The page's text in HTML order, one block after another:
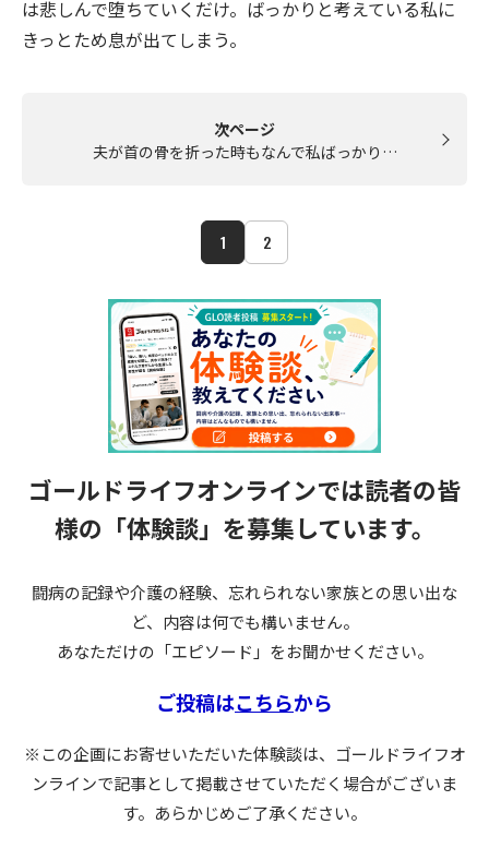
は悲しんで堕ちていくだけ。ばっかりと考えている私に
きっとため息が出てしまう。
次ページ
夫が首の骨を折った時もなんで私ばっかり…
1 2
ゴールドライフオンラインでは読者の皆
様の 「体験談」を募集しています。
闘病の記録や介護の経験、忘れられない家族との思い出な
ど、内容は何でも構いません。
あなただけの「エピソード」をお聞かせください。
ご投稿はこちらから
※この企画にお寄せいただいた体験談は、ゴールドライフオ
ンラインで記事として掲載させていただく場合がございま
す。あらかじめご了承ください。